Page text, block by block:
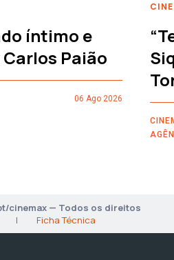
íntimo e
Paião
06 Ago 2026
cinemax — Todos os direitos
| Ficha Técnica